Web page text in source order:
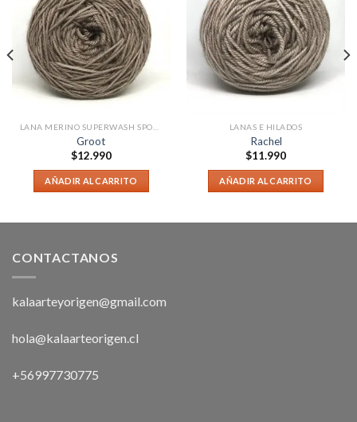
Groot
$12.990
AÑADIR AL CARRITO
LANAS E HILADOS
Rachel
$11.990
AÑADIR AL CARRITO
CONTACTANOS
kalaarteyorigen@gmail.com
hola@kalaarteorigen.cl
+56997730775